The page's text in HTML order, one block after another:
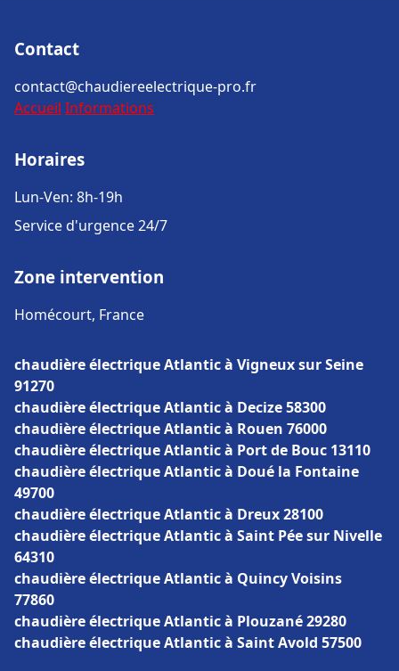
Contact
contact@chaudiereelectrique-pro.fr
Accueil Informations
Horaires
Lun-Ven: 8h-19h
Service d'urgence 24/7
Zone intervention
Homécourt, France
chaudière électrique Atlantic à Vigneux sur Seine
91270
chaudière électrique Atlantic à Decize 58300
chaudière électrique Atlantic à Rouen 76000
chaudière électrique Atlantic à Port de Bouc 13110
chaudière électrique Atlantic à Doué la Fontaine
49700
chaudière électrique Atlantic à Dreux 28100
chaudière électrique Atlantic à Saint Pée sur Nivelle
64310
chaudière électrique Atlantic à Quincy Voisins
77860
chaudière électrique Atlantic à Plouzané 29280
chaudière électrique Atlantic à Saint Avold 57500